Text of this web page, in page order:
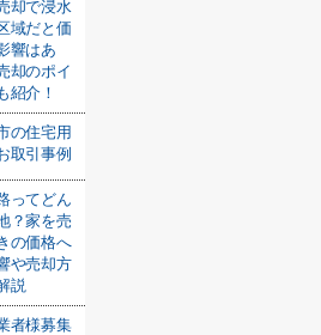
却で浸水
域だと価
響はあ
却のポイ
紹介！
の住宅用
取引事例
ってどん
？家を売
の価格へ
や売却方
説
者様募集